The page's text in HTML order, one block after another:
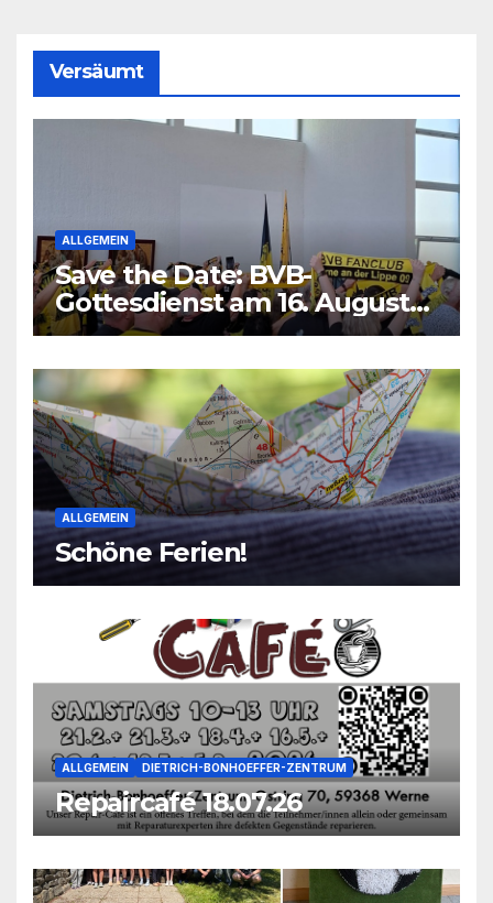
Versäumt
ALLGEMEIN
Save the Date: BVB-
Gottesdienst am 16. August
2026
ALLGEMEIN
Schöne Ferien!
ALLGEMEIN DIETRICH-BONHOEFFER-ZENTRUM
Repaircafé 18.07.26